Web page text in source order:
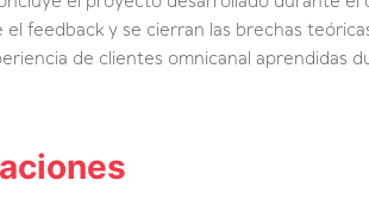
el feedback y se cierran las brechas
de clientes omnicanal aprendidas